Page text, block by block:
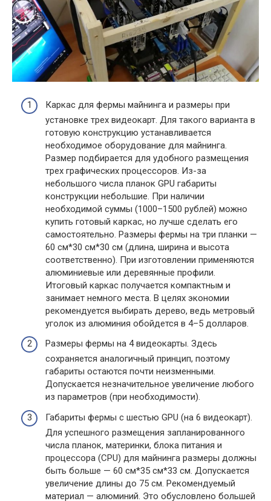
Каркас для фермы майнинга и размеры при
установке трех видеокарт. Для такого варианта в
готовую конструкцию устанавливается
необходимое оборудование для майнинга.
Размер подбирается для удобного размещения
трех графических процессоров. Из-за
небольшого числа планок GPU габариты
конструкции небольшие. При наличии
необходимой суммы (1000–1500 рублей) можно
купить готовый каркас, но лучше сделать его
самостоятельно. Размеры фермы на три планки —
60 см*30 см*30 см (длина, ширина и высота
соответственно). При изготовлении применяются
алюминиевые или деревянные профили.
Итоговый каркас получается компактным и
занимает немного места. В целях экономии
рекомендуется выбирать дерево, ведь метровый
уголок из алюминия обойдется в 4–5 долларов.
Размеры фермы на 4 видеокарты. Здесь
сохраняется аналогичный принцип, поэтому
габариты остаются почти неизменными.
Допускается незначительное увеличение любого
из параметров (при необходимости).
Габариты фермы с шестью GPU (на 6 видеокарт).
Для успешного размещения запланированного
числа планок, материнки, блока питания и
процессора (CPU) для майнинга размеры должны
быть больше — 60 см*35 см*33 см. Допускается
увеличение длины до 75 см. Рекомендуемый
материал — алюминий. Это обусловлено большей